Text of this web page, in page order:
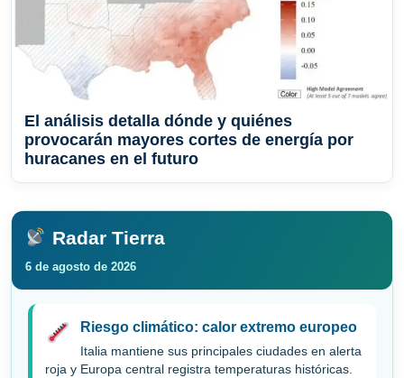
El análisis detalla dónde y quiénes
provocarán mayores cortes de energía por
huracanes en el futuro
Radar Tierra
6 de agosto de 2026
Riesgo climático: calor extremo europeo
Italia mantiene sus principales ciudades en alerta
roja y Europa central registra temperaturas históricas.